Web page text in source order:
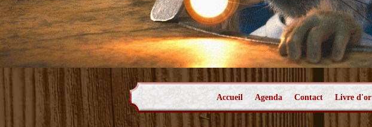
Accueil Agenda Contact Livre d'or